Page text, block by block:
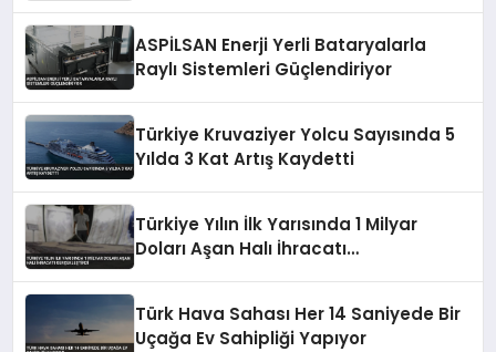
ASPİLSAN Enerji Yerli Bataryalarla
Raylı Sistemleri Güçlendiriyor
Türkiye Kruvaziyer Yolcu Sayısında 5
Yılda 3 Kat Artış Kaydetti
Türkiye Yılın İlk Yarısında 1 Milyar
Doları Aşan Halı İhracatı
Türk Hava Sahası Her 14 Saniyede Bir
Uçağa Ev Sahipliği Yapıyor